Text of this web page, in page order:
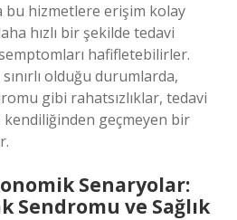
bu hizmetlere erişim kolay
hızlı bir şekilde tedavi
hafifletebilirler.
olduğu durumlarda,
gibi rahatsızlıklar, tedavi
geçmeyen bir
Senaryolar:
Sendromu ve Sağlık